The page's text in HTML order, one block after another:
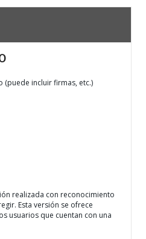
(puede incluir firmas, etc.)
realizada con reconocimiento
Esta versión se ofrece
usuarios que cuentan con una